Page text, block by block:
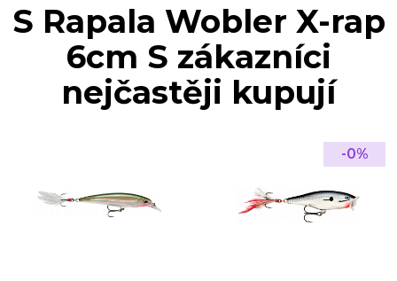
S Rapala Wobler X-rap
6cm S zákazníci
nejčastěji kupují
-0%